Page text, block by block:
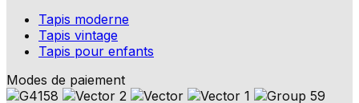
Tapis moderne
Tapis vintage
Tapis pour enfants
Modes de paiement